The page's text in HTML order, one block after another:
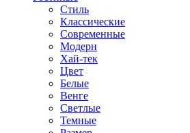
Стиль
Классические
Современные
Модерн
Хай-тек
Цвет
Белые
Венге
Светлые
Темные